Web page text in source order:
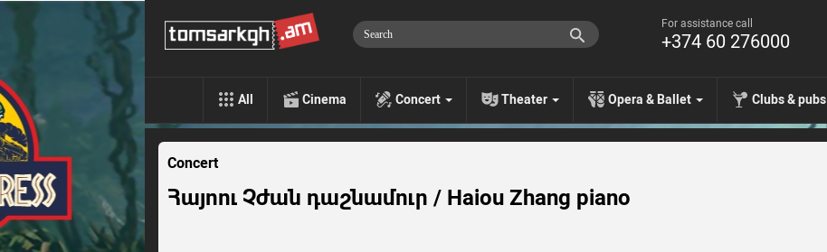
For assistance call
+374 60 276000
All Cinema Concert Theater Opera & Ballet Clubs & pubs
Concert
Հայոու Չժան դաշնամուր / Haiou Zhang piano